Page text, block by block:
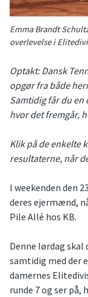
Emma Brandt
overlevelse i
Optakt: Dansk
opgør fra både
Samtidig får du en
hvor det fremgår,
Klik på de enkelte
resultaterne, når
I weekenden den
deres ejermænd,
Pile Allé hos KB.
Denne lørdag
samtidig med der
damernes
runde 7 og ser på,